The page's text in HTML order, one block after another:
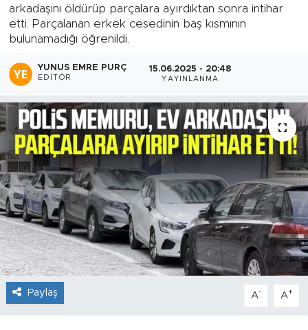
arkadaşını öldürüp parçalara ayırdıktan sonra intihar
etti. Parçalanan erkek cesedinin baş kısmının
bulunamadığı öğrenildi.
YUNUS EMRE PURÇ
EDITÖR
15.06.2025 - 20:48
YAYINLANMA
Paylaş A- A+
Süper Lig Puan Durumu ve Fikstür
Haber Arşivi